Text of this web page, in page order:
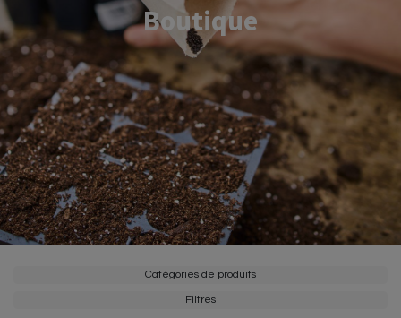
Boutique
Catégories de produits
Filtres